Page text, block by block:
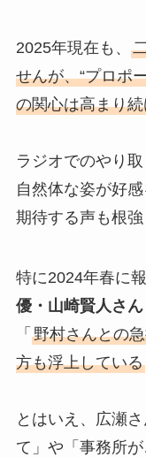
2025年現在も、
せんが、“プロポ
の関心は高まり
ラジオでのやり
自然体な姿が好
期待する声も根強
特に2024年春に報
優・山崎賢人さ
「 野村さんとの
方も浮上している
とはいえ、広瀬
て」や「事務所